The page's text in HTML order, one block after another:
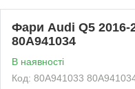
Фари Audi Q5 2016-
80A941034
В наявності
Код: 80A941033